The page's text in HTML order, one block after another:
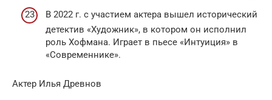
В 2022 г. с участием актера вышел исторический
детектив «Художник», в котором он исполнил
роль Хофмана. Играет в пьесе «Интуиция» в
«Современнике».
Актер Илья Древнов